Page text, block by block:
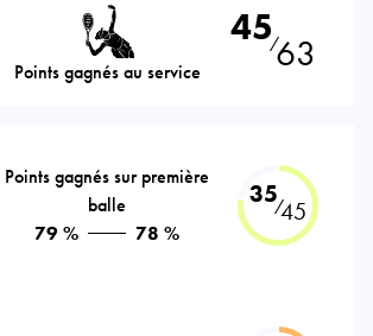
Points gagnés au service
45⁄63
Points gagnés sur première
balle
79 %
78 %
35⁄45